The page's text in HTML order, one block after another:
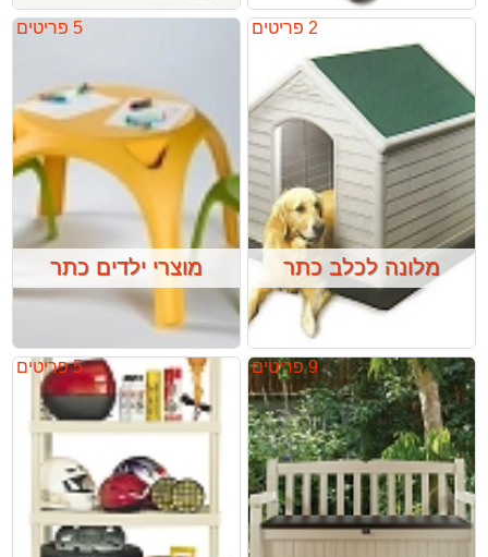
מלונה לכלב כתר
2 פריטים
מוצרי ילדים כתר
5 פריטים
9 פריטים 5 פריטים